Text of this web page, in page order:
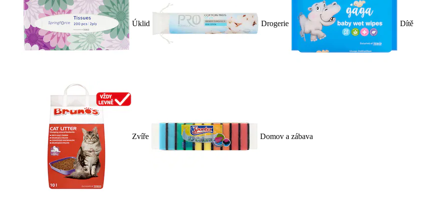
Úklid Drogerie Dítě
Zvíře Domov a zábava